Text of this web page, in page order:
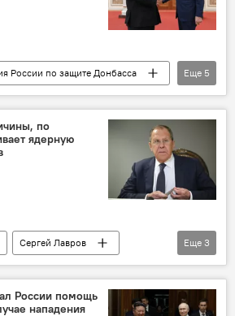
России по защите Донбасса
Ким Чен Ын
Еще 5
по
ядерную
Сергей Лавров
мире МИД
Еще 3
России помощь
нападения